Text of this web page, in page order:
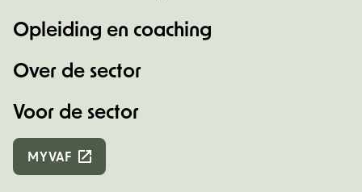
Opleiding en coaching
Over de sector
Voor de sector
MYVAF